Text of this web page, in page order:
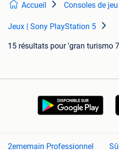
Accueil Consoles de
Jeux | Sony PlayStation 5
15 résultats pour 'gran turismo
2ememain Professionnel